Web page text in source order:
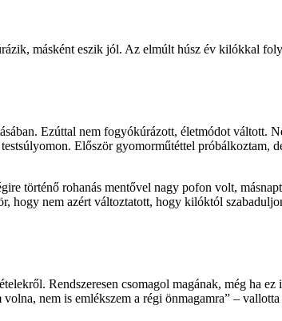
másként eszik jól. Az elmúlt húsz év kilókkal
Ezúttal nem fogyókúrázott, életmódot váltott.
Először gyomorműtéttel
történő rohanás mentővel nagy pofon volt,
hogy nem azért változtatott, hogy kilóktól
Rendszeresen csomagol magának, még ha
nem is emlékszem a régi önmagamra” – vallotta